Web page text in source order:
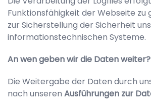
Funktionsfähigkeit der Webseite zu
zur Sicherstellung der Sicherheit
informationstechnischen Systeme.
An wen geben wir die Daten weiter?
Die Weitergabe der Daten durch
nach unseren Ausführungen zur